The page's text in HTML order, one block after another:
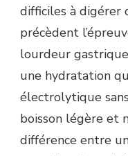
difficiles à digérer
précèdent
lourdeur
une hydratation
électrolytique
boisson légère et
différence entre